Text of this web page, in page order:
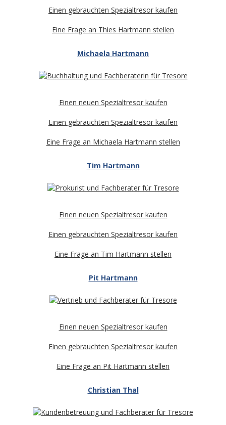
Einen gebrauchten Spezialtresor kaufen
Eine Frage an Thies Hartmann stellen
Michaela Hartmann
Einen neuen Spezialtresor kaufen
Einen gebrauchten Spezialtresor kaufen
Eine Frage an Michaela Hartmann stellen
Tim Hartmann
Einen neuen Spezialtresor kaufen
Einen gebrauchten Spezialtresor kaufen
Eine Frage an Tim Hartmann stellen
Pit Hartmann
Einen neuen Spezialtresor kaufen
Einen gebrauchten Spezialtresor kaufen
Eine Frage an Pit Hartmann stellen
Christian Thal